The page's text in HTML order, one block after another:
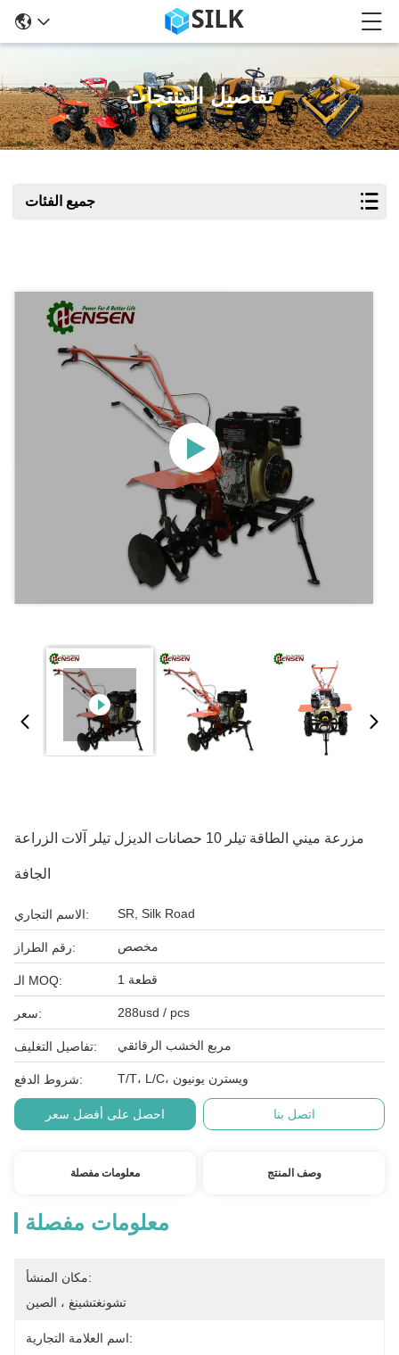
تفاصيل المنتجات
جميع الفئات
مزرعة ميني الطاقة تيلر 10 حصانات الديزل تيلر آلات الزراعة
الجافة
الاسم التجاري: SR, Silk Road
رقم الطراز: مخصص
الـ MOQ: 1 قطعة
سعر: 288usd / pcs
تفاصيل التغليف: مربع الخشب الرقائقي
شروط الدفع: T/T، L/C، ويسترن يونيون
احصل على أفضل سعر اتصل بنا
معلومات مفصلة وصف المنتج
معلومات مفصلة
مكان المنشأ:
تشونغتشينغ ، الصين
اسم العلامة التجارية: